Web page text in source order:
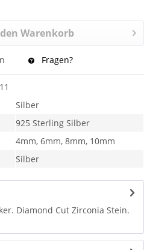
Warenkorb
Fragen?
Silber
925 Sterling Silber
4mm, 6mm, 8mm, 10mm
Silber
Diamond Cut Zirconia Stein.